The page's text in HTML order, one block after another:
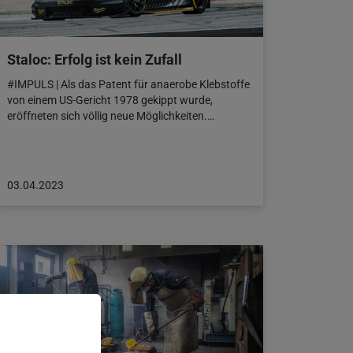
Staloc: Erfolg ist kein Zufall
#IMPULS | Als das Patent für anaerobe Klebstoffe
von einem US-Gericht 1978 gekippt wurde,
eröffneten sich völlig neue Möglichkeiten.…
Beitrag
03.04.2023